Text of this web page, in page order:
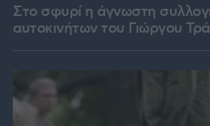
Στο σφυρί η άγνωστη
αυτοκινήτων του Γιώργου